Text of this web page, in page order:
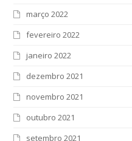
março 2022
fevereiro 2022
janeiro 2022
dezembro 2021
novembro 2021
outubro 2021
setembro 2021